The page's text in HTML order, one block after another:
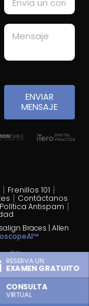
RESERVA UN
EXAMEN GRATUITO
CONSULTA
VIRTUAL
ENVIAR
MENSAJE
Frenillos 101
Contáctanos
Política Antispam
Braces | Allen
TX
de mí en Allen, TX?
de ortodoncia
niños,ortodoncia
conaparatos
.
ya que ofrecemos